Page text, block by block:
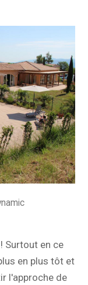
Surtout en ce
en plus tôt et
l'approche de